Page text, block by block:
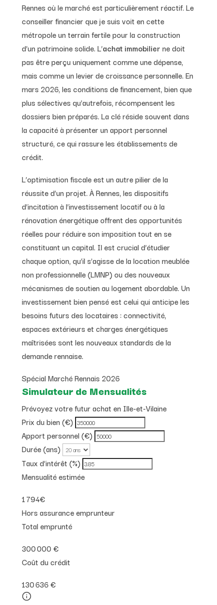
Rennes où le marché est particulièrement réactif. Le
conseiller financier que je suis voit en cette
métropole un terrain fertile pour la construction
d’un patrimoine solide. L’achat immobilier ne doit
pas être perçu uniquement comme une dépense,
mais comme un levier de croissance personnelle. En
mars 2026, les conditions de financement, bien que
plus sélectives qu’autrefois, récompensent les
dossiers bien préparés. La clé réside souvent dans
la capacité à présenter un apport personnel
structuré, ce qui rassure les établissements de
crédit.
L’optimisation fiscale est un autre pilier de la
réussite d’un projet. À Rennes, les dispositifs
d’incitation à l’investissement locatif ou à la
rénovation énergétique offrent des opportunités
réelles pour réduire son imposition tout en se
constituant un capital. Il est crucial d’étudier
chaque option, qu’il s’agisse de la location meublée
non professionnelle (LMNP) ou des nouveaux
mécanismes de soutien au logement abordable. Un
investissement bien pensé est celui qui anticipe les
besoins futurs des locataires : connectivité,
espaces extérieurs et charges énergétiques
maîtrisées sont les nouveaux standards de la
demande rennaise.
Spécial Marché Rennais 2026
Simulateur de Mensualités
Prévoyez votre futur achat en Ille-et-Vilaine
Prix du bien (€)
Apport personnel (€)
Durée (ans)
Taux d’intérêt (%)
Mensualité estimée
1 794€
Hors assurance emprunteur
Total emprunté
300 000 €
Coût du crédit
130 636 €